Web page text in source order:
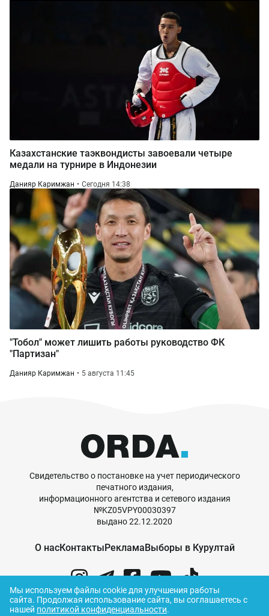
Казахстанские таэквондисты завоевали четыре
медали на турнире в Индонезии
Данияр Каримжан Сегодня 14:38
"Тобол" может лишить работы руководство ФК
"Партизан"
Данияр Каримжан 5 августа 11:45
Свидетельство о постановке на учет периодического
печатного издания,
информационного агентства и сетевого издания
№KZ05VPY00030397
выдано 22.12.2020
О насКонтактыРекламаВыборы в Курултай
Мы используем файлы cookie для улучшения работы
сайта. Продолжая использование сайта, вы соглашаетесь с
нашей политикой конфиденциальности.